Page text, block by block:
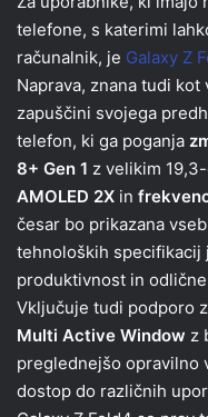
telefone, s katerimi
računalnik, je Galaxy Z
Naprava, znana tudi
zapuščini svojega
telefon, ki ga poganja
8+ Gen 1 z velikim
AMOLED 2X in
česar bo prikazana
tehnoloških specifikacij
produktivnost in
Vključuje tudi podporo
Multi Active Window z
preglednejšo opravilno
dostop do različnih